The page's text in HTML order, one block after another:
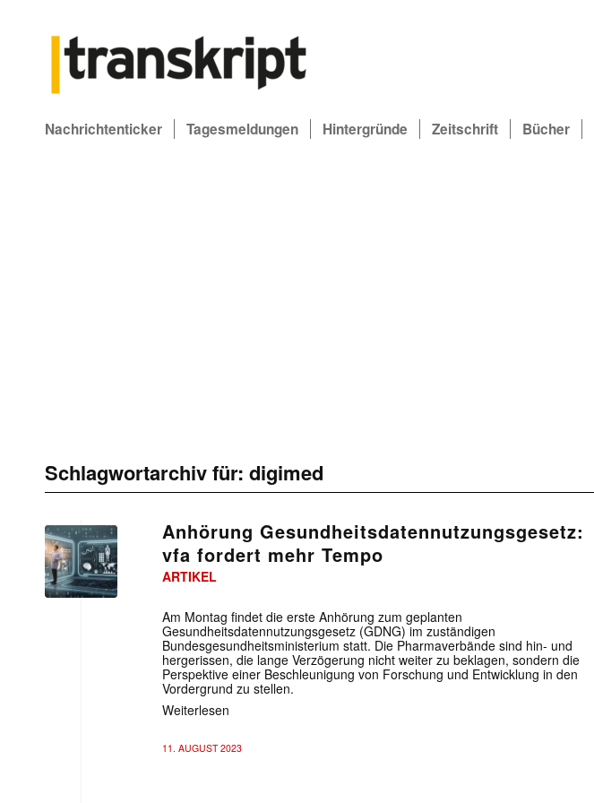
Nachrichtenticker Tagesmeldungen Hintergründe Zeitschrift Bücher
Schlagwortarchiv für: digimed
Anhörung Gesundheitsdatennutzungsgesetz:
vfa fordert mehr Tempo
ARTIKEL
Am Montag findet die erste Anhörung zum geplanten
Gesundheitsdatennutzungsgesetz (GDNG) im zuständigen
Bundesgesundheitsministerium statt. Die Pharmaverbände sind hin- und
hergerissen, die lange Verzögerung nicht weiter zu beklagen, sondern die
Perspektive einer Beschleunigung von Forschung und Entwicklung in den
Vordergrund zu stellen.
Weiterlesen
11. AUGUST 2023